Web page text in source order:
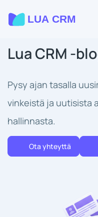
Lua CRM -
Pysy ajan tasalla
vinkeistä ja uutisista
hallinnasta.
Ota yhteyttä